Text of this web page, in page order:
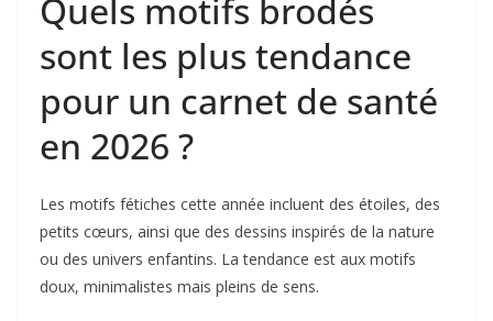
Quels motifs brodés
sont les plus tendance
pour un carnet de santé
en 2026 ?
Les motifs fétiches cette année incluent des étoiles, des
petits cœurs, ainsi que des dessins inspirés de la nature
ou des univers enfantins. La tendance est aux motifs
doux, minimalistes mais pleins de sens.